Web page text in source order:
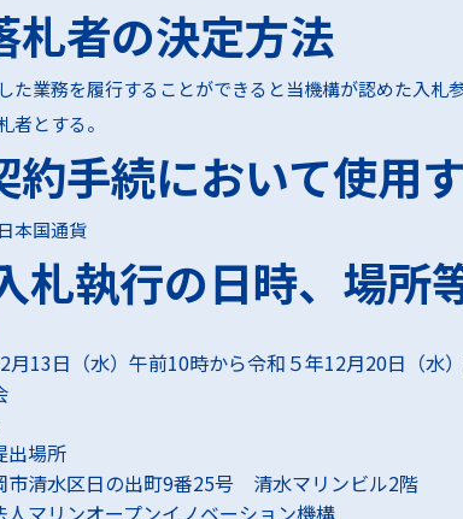
者の決定方法
た業務を履行することができると当機構が認めた入
者とする。
手続において使用
本国通貨
執行の日時、場所
月13日（水）午前10時から令和５年12月20日（水
出場所
市清水区日の出町9番25号 清水マリンビル2階
人マリンオープンイノベーション機構